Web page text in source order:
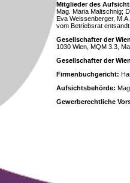
Mitglieder des
Mag. Maria Maltschnig;
Eva Weissenberger,
vom Betriebsrat
Gesellschafter der
1030 Wien, MQM 3.3,
Gesellschafter der
Firmenbuchgericht:
Aufsichtsbehörde:
Gewerberechtliche